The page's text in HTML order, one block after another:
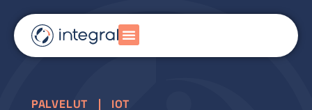
PALVELUT IOT